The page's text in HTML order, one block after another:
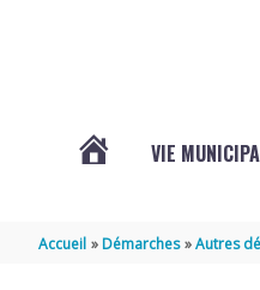
VIE
Accueil Démarches Autres